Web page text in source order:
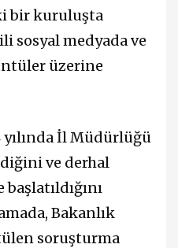
bir kuruluşta
sosyal medyada ve
üzerine
yılında İl Müdürlüğü
ve derhal
Bakanlık
soruşturma